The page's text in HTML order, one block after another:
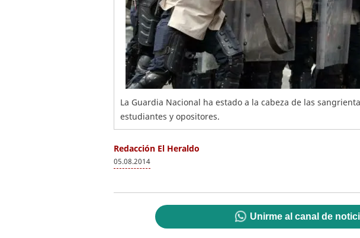
La Guardia Nacional ha estado a la cabeza de las
estudiantes y opositores.
Redacción El Heraldo
05.08.2014
Unirme al canal de